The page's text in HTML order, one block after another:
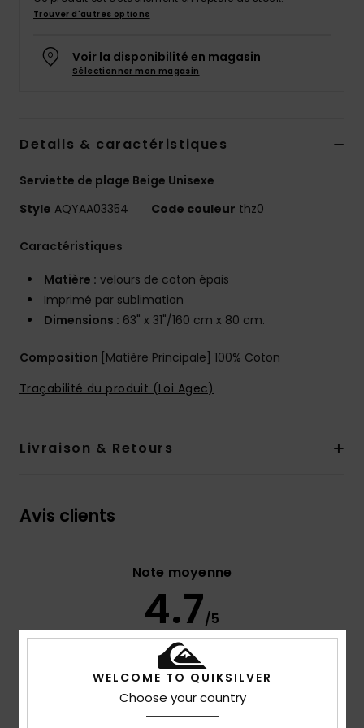
Trouver d'autres options
Voir la disponibilité en magasin
Sélectionner mon magasin
Details & caractéristiques
Serviette de plage Beige Unisexe
Style AQYAA03354 Code couleur thz0
Caractéristiques
Matière : velours de coton épais
Imprimé par sublimation
Dimensions : 63" x 31"/160 cm x 80 cm.
Composition [Matière Principale] 100% Coton
Traçabilité du produit (Loi Agec)
Livraison & Retours
Avis clients
Note moyenne
4.7/5
3 avis vérifiésdepuis septembre 2025
67% de nos clients recommandent ce produit
WELCOME TO QUIKSILVER
Choose your country